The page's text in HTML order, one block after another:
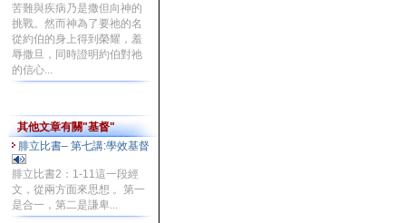
苦難與疾病乃是撒但向神的
挑戰。然而神為了要祂的名
從約伯的身上得到榮耀，羞
辱撒旦，同時證明約伯對祂
的信心...
其他文章有關"基督"
腓立比書– 第七講:學效基督
腓立比書2：1-11這一段經
文，從兩方面來思想 。第一
是合一，第二是謙卑...